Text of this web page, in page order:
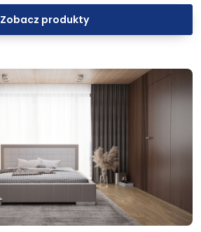
Zobacz produkty